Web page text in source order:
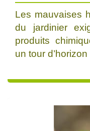
Les mauvaises
du jardinier
produits
un tour